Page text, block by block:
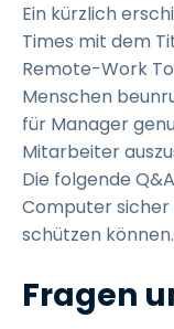
Ein kürzlich
Times mit dem
Remote-Work
Menschen
für Manager
Mitarbeiter
Die folgende
Computer
schützen können.
Fragen